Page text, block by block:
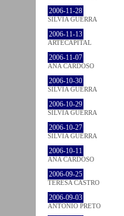
2006-11-28
SÍLVIA GUERRA
2006-11-13
ARTECAPITAL
2006-11-07
ANA CARDOSO
2006-10-30
SÍLVIA GUERRA
2006-10-29
SÍLVIA GUERRA
2006-10-27
SÍLVIA GUERRA
2006-10-11
ANA CARDOSO
2006-09-25
TERESA CASTRO
2006-09-03
ANTÓNIO PRETO